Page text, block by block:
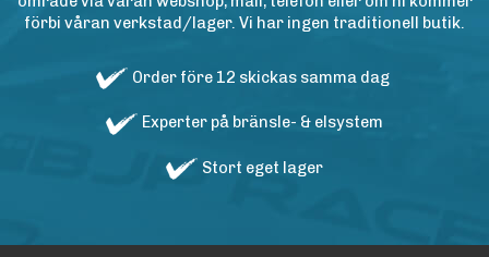
förbi våran verkstad/lager. Vi har ingen traditionell butik.
Order före 12 skickas samma dag
Experter på bränsle- & elsystem
Stort eget lager